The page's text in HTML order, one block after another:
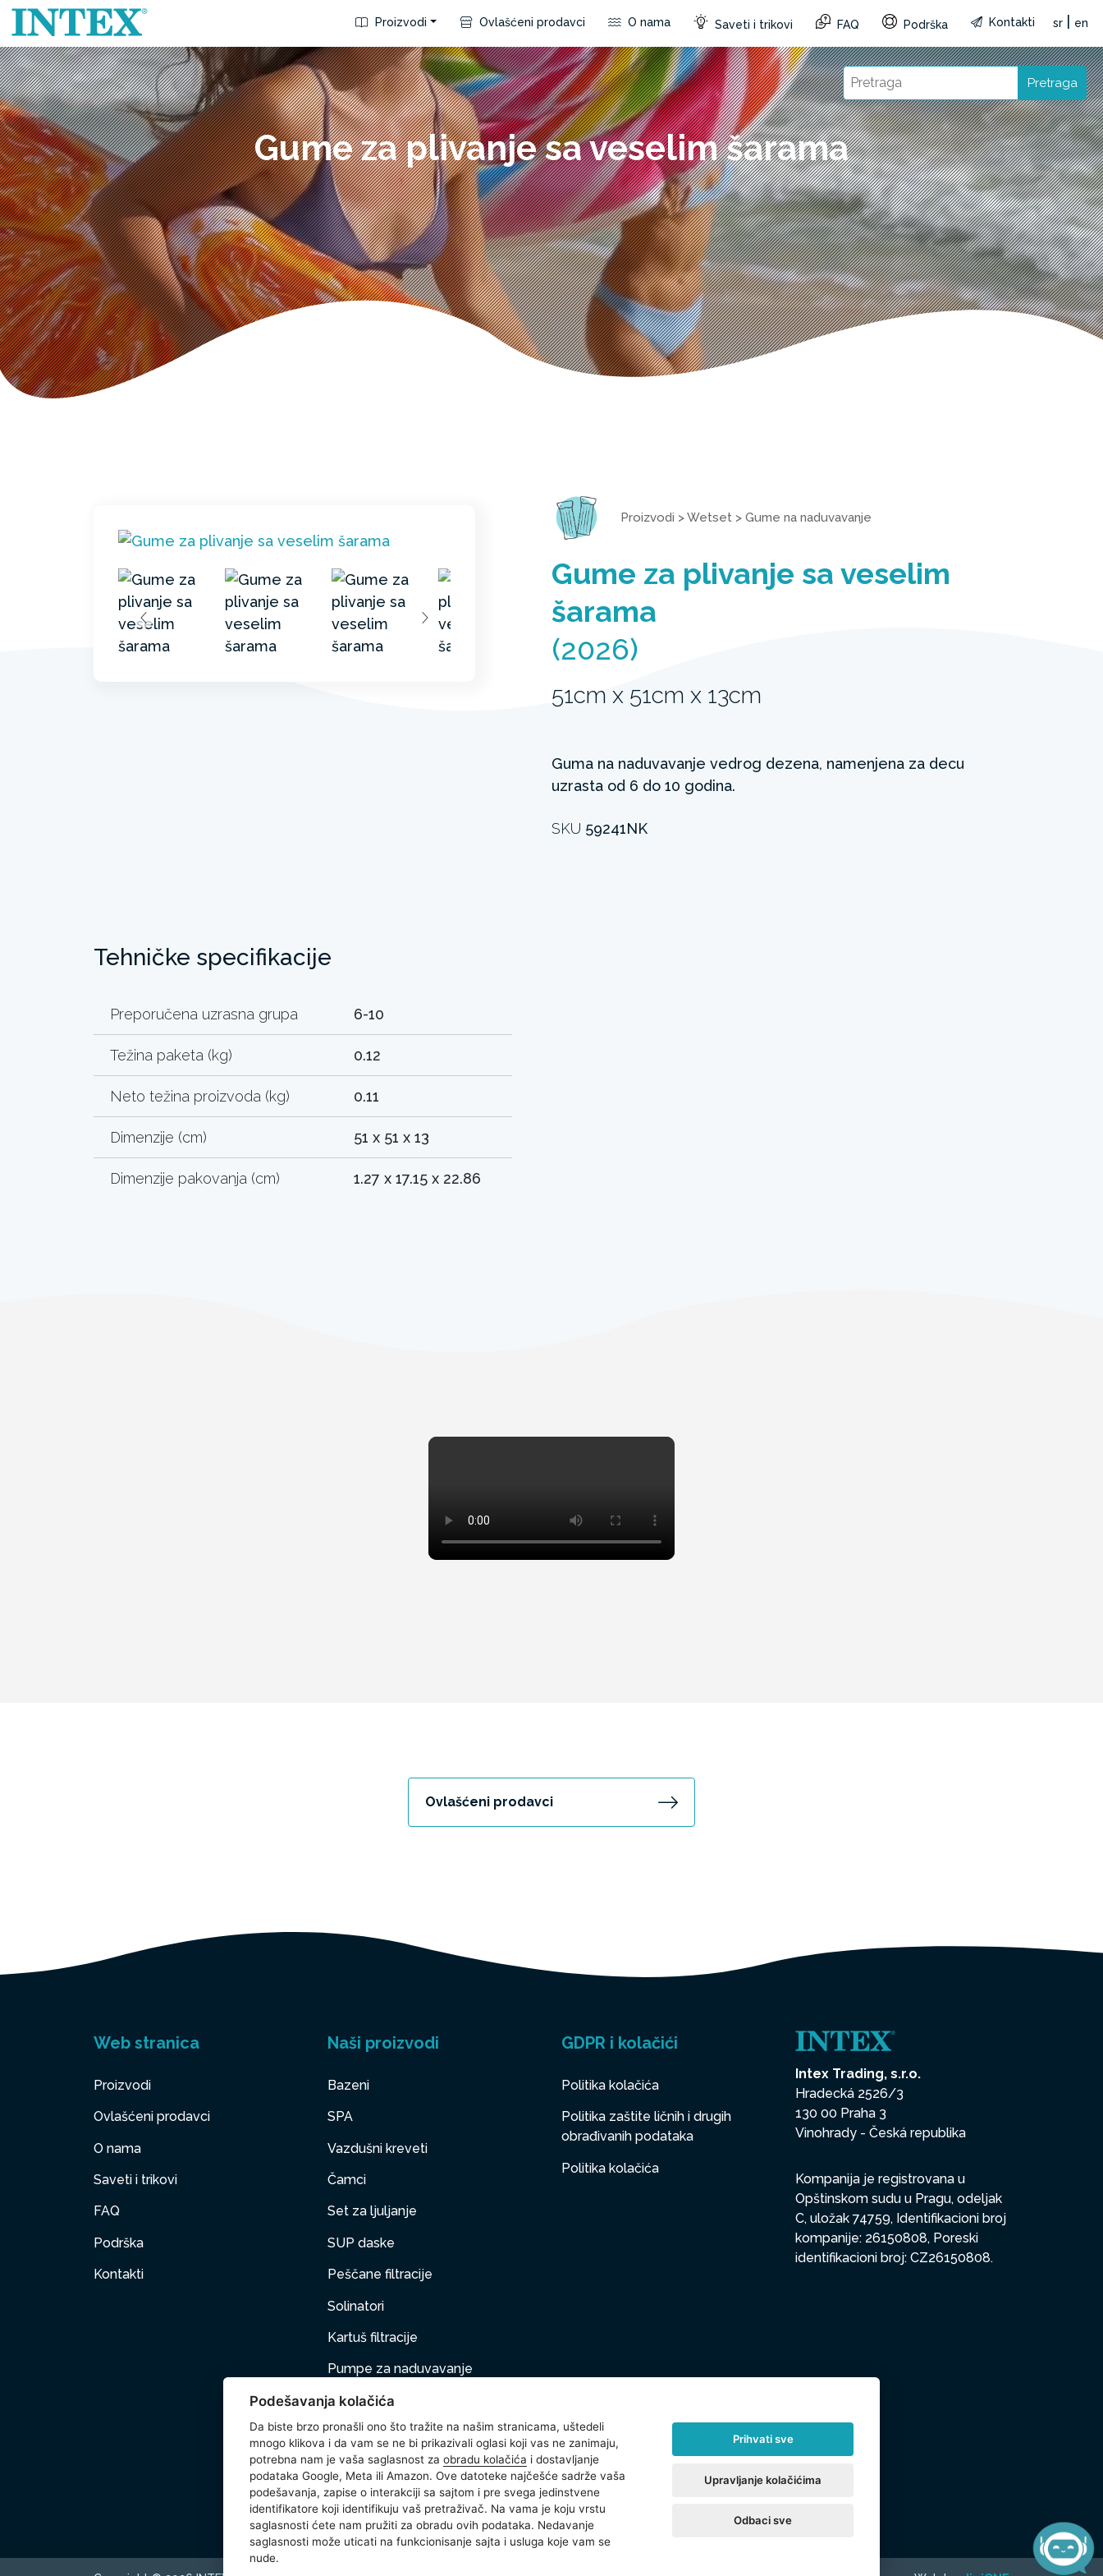
Proizvodi Ovlašćeni prodavci O nama Saveti i trikovi FAQ Podrška Kontakti sr en
Pretraga
Gume za plivanje sa veselim šarama
Proizvodi >Wetset > Gume na naduvavanje
Gume za plivanje sa veselim
šarama
(2026)
51cm x 51cm x 13cm
Guma na naduvavanje vedrog dezena, namenjena za decu
uzrasta od 6 do 10 godina.
SKU 59241NK
Tehničke specifikacije
Preporučena uzrasna grupa 6-10
Težina paketa (kg) 0.12
Neto težina proizvoda (kg) 0.11
Dimenzije (cm) 51 x 51 x 13
Dimenzije pakovanja (cm) 1.27 x 17.15 x 22.86
Ovlašćeni prodavci
Web stranica
Proizvodi
Ovlašćeni prodavci
O nama
Saveti i trikovi
FAQ
Podrška
Kontakti
Naši proizvodi
Bazeni
SPA
Vazdušni kreveti
Čamci
Set za ljuljanje
SUP daske
Peščane filtracije
Solinatori
Kartuš filtracije
Pumpe za naduvavanje
Nameštaj na naduvavanje
Kućni ljubimci
Dodatna oprema
Wetset
GDPR i kolačići
Politika kolačića
Politika zaštite ličnih i drugih
obrađivanih podataka
Politika kolačića
Intex Trading, s.r.o.
Hradecká 2526/3
130 00 Praha 3
Vinohrady - Česká republika
Kompanija je registrovana u
Opštinskom sudu u Pragu, odeljak
C, uložak 74759, Identifikacioni broj
kompanije: 26150808, Poreski
identifikacioni broj: CZ26150808.
Podešavanja kolačića
Da biste brzo pronašli ono što tražite na našim stranicama, uštedeli
mnogo klikova i da vam se ne bi prikazivali oglasi koji vas ne zanimaju,
potrebna nam je vaša saglasnost za obradu kolačića i dostavljanje
podataka Google, Meta ili Amazon. Ove datoteke najčešće sadrže vaša
podešavanja, zapise o interakciji sa sajtom i pre svega jedinstvene
identifikatore koji identifikuju vaš pretraživač. Na vama je koju vrstu
saglasnosti ćete nam pružiti za obradu ovih podataka. Nedavanje
saglasnosti može uticati na funkcionisanje sajta i usluga koje vam se
nude.
Prihvati sve
Upravljanje kolačićima
Odbaci sve